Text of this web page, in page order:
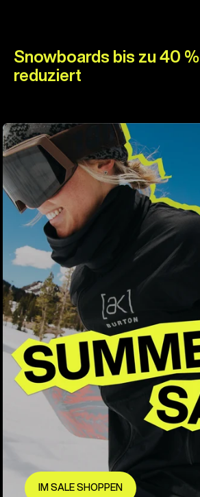
Snowboards bis zu 40 %
reduziert
IM SALE SHOPPEN